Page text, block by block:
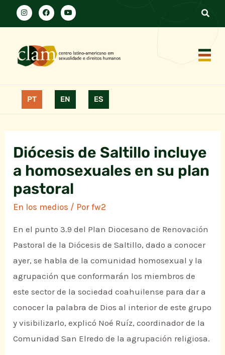
PT EN ES
Diócesis de Saltillo incluye
a homosexuales en su plan
pastoral
En los medios / Porfw2
En el punto 3.9 del Plan Diocesano de Renovación
Pastoral de la Diócesis de Saltillo, dado a conocer
ayer, se habla de la comunidad homosexual y la
agrupación que conformarán los miembros de
este sector de la sociedad coahuilense para dar a
conocer la palabra de Dios al interior de este grupo
y visibilizarlo, explicó Noé Ruíz, coordinador de la
Comunidad San Elredo de la agrupación religiosa.